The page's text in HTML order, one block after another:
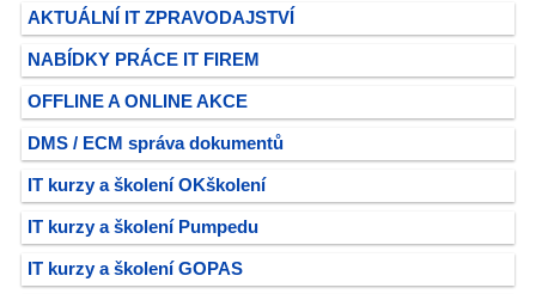
AKTUÁLNÍ IT ZPRAVODAJSTVÍ
NABÍDKY PRÁCE IT FIREM
OFFLINE A ONLINE AKCE
DMS / ECM správa dokumentů
IT kurzy a školení OKškolení
IT kurzy a školení Pumpedu
IT kurzy a školení GOPAS